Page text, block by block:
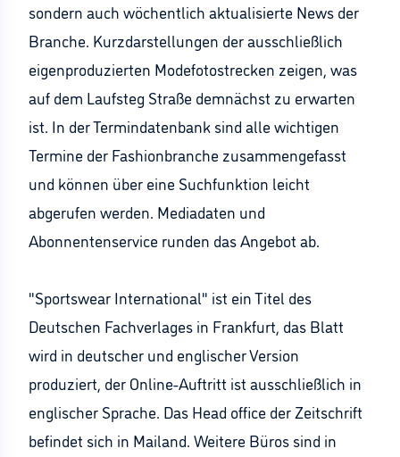
sondern auch wöchentlich aktualisierte News der
Branche. Kurzdarstellungen der ausschließlich
eigenproduzierten Modefotostrecken zeigen, was
auf dem Laufsteg Straße demnächst zu erwarten
ist. In der Termindatenbank sind alle wichtigen
Termine der Fashionbranche zusammengefasst
und können über eine Suchfunktion leicht
abgerufen werden. Mediadaten und
Abonnentenservice runden das Angebot ab.
"Sportswear International" ist ein Titel des
Deutschen Fachverlages in Frankfurt, das Blatt
wird in deutscher und englischer Version
produziert, der Online-Auftritt ist ausschließlich in
englischer Sprache. Das Head office der Zeitschrift
befindet sich in Mailand. Weitere Büros sind in